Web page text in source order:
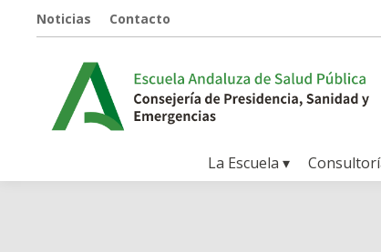
Noticias Contacto
La Escuela ▾